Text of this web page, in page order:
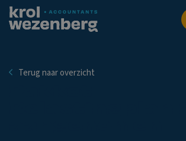
Terug naar overzicht